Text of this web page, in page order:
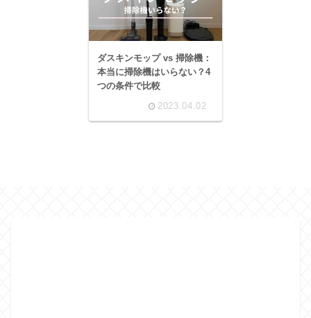
ダスキンモップ vs 掃除機：
本当に掃除機はいらない？4
つの条件で比較
2023.04.02